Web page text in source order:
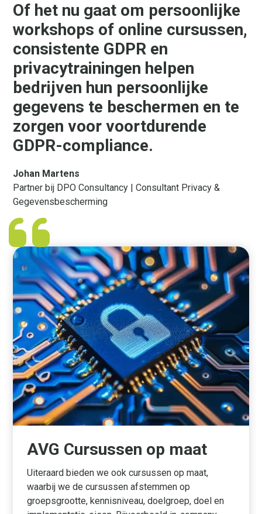
Of het nu gaat om persoonlijke
workshops of online cursussen,
consistente GDPR en
privacytrainingen helpen
bedrijven hun persoonlijke
gegevens te beschermen en te
zorgen voor voortdurende
GDPR-compliance.
Johan Martens
Partner bij DPO Consultancy | Consultant Privacy &
Gegevensbescherming
AVG Cursussen op maat
Uiteraard bieden we ook cursussen op maat,
waarbij we de cursussen afstemmen op
groepsgrootte, kennisniveau, doelgroep, doel en